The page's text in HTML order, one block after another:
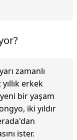
zamanlı
erkek
bir yaşam
iki yıldır
ister.